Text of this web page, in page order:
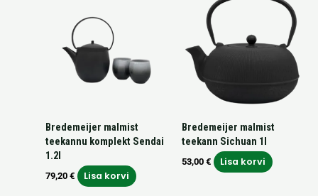
Bredemeijer malmist
teekannu komplekt Sendai
1.2l
79,20 € Lisa korvi
Bredemeijer malmist
teekann Sichuan 1l
53,00 € Lisa korvi